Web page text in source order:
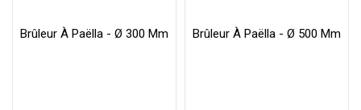
Brûleur À Paëlla - Ø 300 Mm Brûleur À Paëlla - Ø 500 Mm